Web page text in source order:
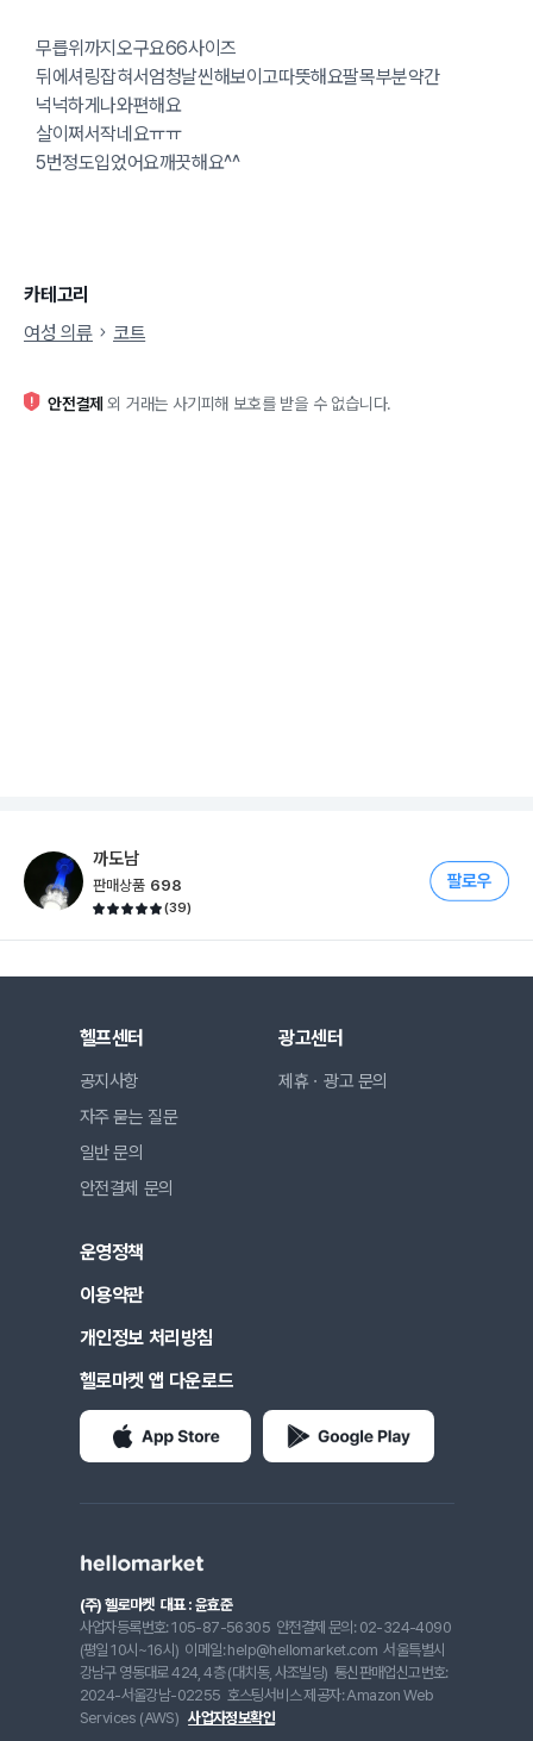
무릅위까지오구요66사이즈
뒤에셔링잡혀서엄청날씬해보이고따뜻해요팔목부분약간
넉넉하게나와편해요
살이쩌서작네요ㅠㅠ
5번정도입었어요깨끗해요^^
카테고리
여성 의류
코트
안전결제 외 거래는 사기피해 보호를 받을 수 없습니다.
까도남
판매상품 698
(39)
헬프센터
공지사항
자주 묻는 질문
일반 문의
안전결제 문의
광고센터
제휴ㆍ광고 문의
운영정책
이용약관
개인정보 처리방침
헬로마켓 앱 다운로드
(주) 헬로마켓 대표 : 윤효준
사업자등록번호: 105-87-56305 안전결제 문의: 02-324-4090
(평일 10시~16시) 이메일: help@hellomarket.com 서울특별시
강남구 영동대로 424, 4층 (대치동, 사조빌딩) 통신판매업신고번호:
2024-서울강남-02255 호스팅서비스 제공자: Amazon Web
Services (AWS) 사업자정보확인